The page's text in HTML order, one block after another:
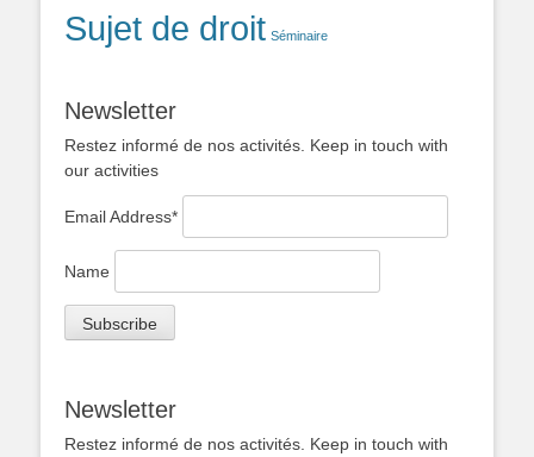
Sujet de droit Séminaire
Newsletter
Restez informé de nos activités. Keep in touch with
our activities
Email Address*
Name
Newsletter
Restez informé de nos activités. Keep in touch with